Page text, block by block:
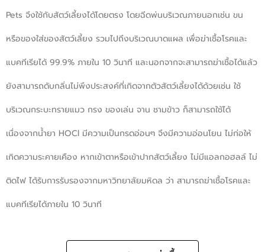
Pets จึงใช้กับสัตว์เลี้ยงได้โดยตรง โดยฉีดพ่นบริเวณภายนอกเช่น ขน
หรือของใส่ของสัตว์เลี้ยง รวมไปถึงบริเวณบาดแผล เพื่อฆ่าเชื้อโรคและ
แบคทีเรียได้ 99.9% ภายใน 10 วินาที และนอกจากจะสามารถฆ่าเชื้อได้แล้ว
ยังสามารถดับกลิ่นไม่พึงประสงค์ที่เกิดจากตัวสัตว์เลี้ยงได้ด้วยเช่น ใช้
บริเวณกระบะทรายแมว กรง ของเล่น จาน ชามข้าว ก็สามารถใช้ได้
เนื่องจากน้ำยา HOCl มีความเป็นกรดอ่อนๆ จึงมีความอ่อนโยน ไม่ก่อให้
เกิดความระคายเคือง หากเข้าตาหรือเข้าปากสัตว์เลี้ยง ไม่มีแอลกอฮลล์ ไม่
ติดไฟ ได้รับการรับรองจากมหาวิทยาลัยมหิดล ว่า สามารถฆ่าเชื้อโรคและ
แบคทีเรียได้ภายใน 10 วินาที